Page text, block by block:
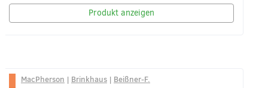
Produkt anzeigen
MacPherson | Brinkhaus| Beißner-F.